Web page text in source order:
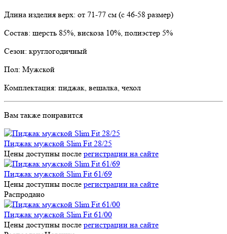
Длина изделия верх: от 71-77 см (с 46-58 размер)
Состав: шерсть 85%, вискоза 10%, полиэстер 5%
Сезон: круглогодичный
Пол: Мужской
Комплектация: пиджак, вешалка, чехол
Вам также понравится
Пиджак мужской Slim Fit 28/25
Цены доступны после регистрации на сайте
Пиджак мужской Slim Fit 61/69
Цены доступны после регистрации на сайте
Распродано
Пиджак мужской Slim Fit 61/00
Цены доступны после регистрации на сайте